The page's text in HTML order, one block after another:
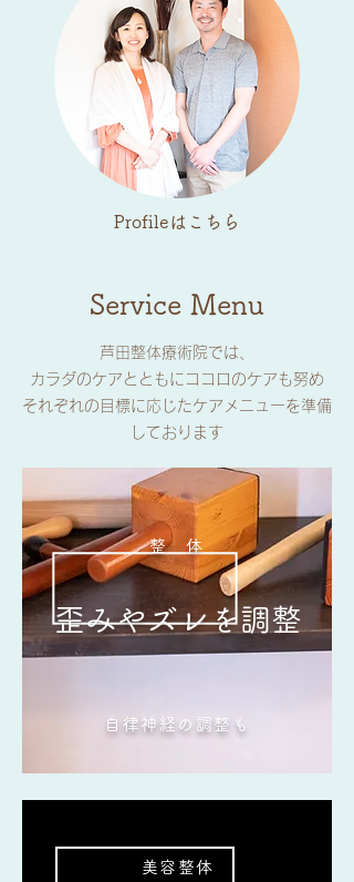
Profileはこちら
Service Menu
芦田整体療術院では、
カラダのケアとともにココロのケアも努め
​それぞれの目標に応じたケアメニューを準備
しております
整 体
歪みやズレを調整
自律神経の調整も
美容整体